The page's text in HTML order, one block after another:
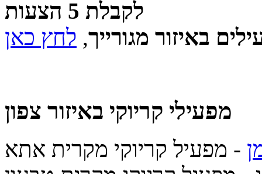
לקבלת 5 הצעות
באיזור מגורייך, לחץ כאן
מפעילי קריוקי באיזור צפון
- מפעיל קריוקי מקרית אתא